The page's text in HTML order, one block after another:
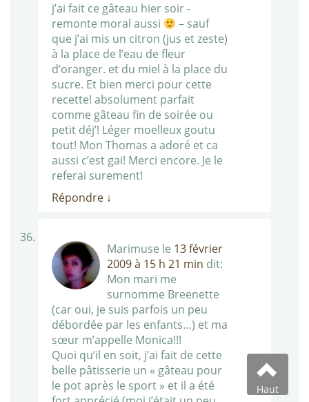
j’ai fait ce gâteau hier soir -
remonte moral aussi
– sauf
que j’ai mis un citron (jus et zeste)
à la place de l’eau de fleur
d’oranger. et du miel à la place du
sucre. Et bien merci pour cette
recette! absolument parfait
comme gâteau fin de soirée ou
petit déj’! Léger moelleux goutu
tout! Mon Thomas a adoré et ca
aussi c’est gai! Merci encore. Je le
referai surement!
Répondre ↓
Marimuse le 13 février
2009 à 15 h 21 min dit:
Mon mari me
surnomme Breenette
(car oui, je suis parfois un peu
débordée par les enfants…) et ma
sœur m’appelle Monica!!!
Quoi qu’il en soit, j’ai fait de cette
belle pâtisserie un « gâteau pour
le pot après le sport » et il a été
Haut